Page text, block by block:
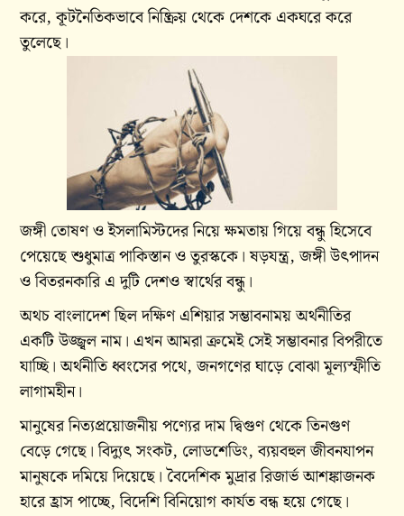
করে, কূটনৈতিকভাবে নিষ্ক্রিয় থেকে দেশকে একঘরে করে
তুলেছে।
জঙ্গী তোষণ ও ইসলামিস্টদের নিয়ে ক্ষমতায় গিয়ে বন্ধু হিসেবে
পেয়েছে শুধুমাত্র পাকিস্তান ও তুরস্ককে। ষড়যন্ত্র, জঙ্গী উৎপাদন
ও বিতরনকারি এ দুটি দেশও স্বার্থের বন্ধু।
অথচ বাংলাদেশ ছিল দক্ষিণ এশিয়ার সম্ভাবনাময় অর্থনীতির
একটি উজ্জ্বল নাম। এখন আমরা ক্রমেই সেই সম্ভাবনার বিপরীতে
যাচ্ছি। অর্থনীতি ধ্বংসের পথে, জনগণের ঘাড়ে বোঝা মূল্যস্ফীতি
লাগামহীন।
মানুষের নিত্যপ্রয়োজনীয় পণ্যের দাম দ্বিগুণ থেকে তিনগুণ
বেড়ে গেছে। বিদ্যুৎ সংকট, লোডশেডিং, ব্যয়বহুল জীবনযাপন
মানুষকে দমিয়ে দিয়েছে। বৈদেশিক মুদ্রার রিজার্ভ আশঙ্কাজনক
হারে হ্রাস পাচ্ছে, বিদেশি বিনিয়োগ কার্যত বন্ধ হয়ে গেছে।